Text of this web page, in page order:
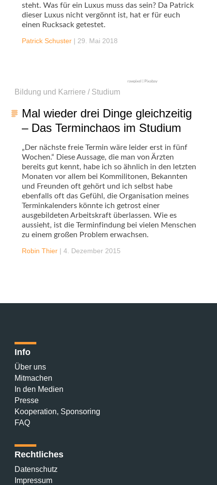
steht. Was für ein Luxus muss das sein? Da Patrick
dieser Luxus nicht vergönnt ist, hat er für euch
einen Rucksack getestet.
Patrick Schuster | 29. Mai 2018
rawpixel | Pixabay
Bildung und Karriere / Studium
Mal wieder drei Dinge gleichzeitig
– Das Terminchaos im Studium
„Der nächste freie Termin wäre leider erst in fünf
Wochen.“ Diese Aussage, die man von Ärzten
bereits gut kennt, habe ich so ähnlich in den letzten
Monaten vor allem bei Kommilitonen, Bekannten
und Freunden oft gehört und ich selbst habe
ebenfalls oft das Gefühl, die Organisation meines
Terminkalenders könnte ich getrost einer
ausgebildeten Arbeitskraft überlassen. Wie es
aussieht, ist die Terminfindung bei vielen Menschen
zu einem großen Problem erwachsen.
Robin Thier | 4. Dezember 2015
Info
Über uns
Mitmachen
In den Medien
Presse
Kooperation, Sponsoring
FAQ
Rechtliches
Datenschutz
Impressum